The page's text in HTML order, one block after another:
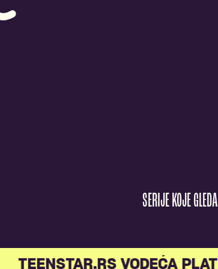
SERIJE KOJE
TEENSTAR.RS VODEĆA